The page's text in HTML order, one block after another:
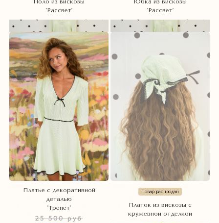
'Рассвет'
'Рассвет'
Платье с декоративной
деталью
'Трепет'
25 500 руб
Товар распродан
Платок из вискозы с
кружевной отделкой